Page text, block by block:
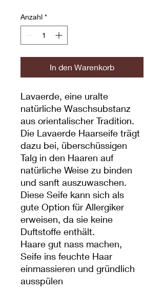
Anzahl *
In den Warenkorb
Lavaerde, eine uralte
natürliche Waschsubstanz
aus orientalischer Tradition.
Die Lavaerde Haarseife trägt
dazu bei, überschüssigen
Talg in den Haaren auf
natürliche Weise zu binden
und sanft auszuwaschen.
Diese Seife kann sich als
gute Option für Allergiker
erweisen, da sie keine
Duftstoffe enthält.
Haare gut nass machen,
Seife ins feuchte Haar
einmassieren und gründlich
ausspülen